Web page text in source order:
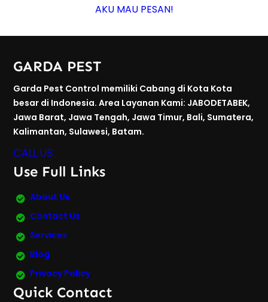
AKU MAU PESAN!
GARDA PEST
Garda Pest Control memiliki Cabang di Kota Kota
besar di Indonesia. Area Layanan Kami: JABODETABEK,
Jawa Barat, Jawa Tengah, Jawa Timur, Bali, Sumatera,
Kalimantan, Sulawesi, Batam.
CALL US
Use Full Links
About Us
Contact Us
Services
Blog
Privacy Policy
Quick Contact